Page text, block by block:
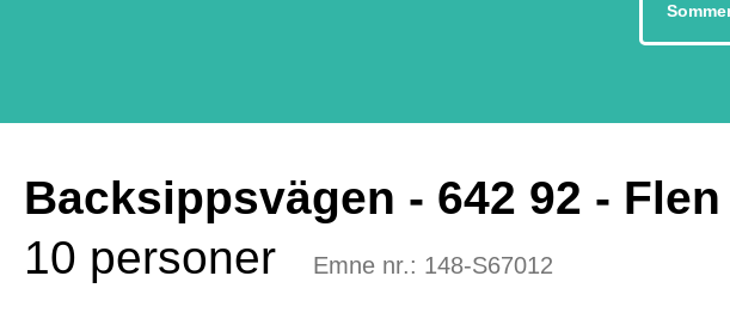
Backsippsvägen - 642 92 - Flen
10 personer
Emne nr.: 148-S67012